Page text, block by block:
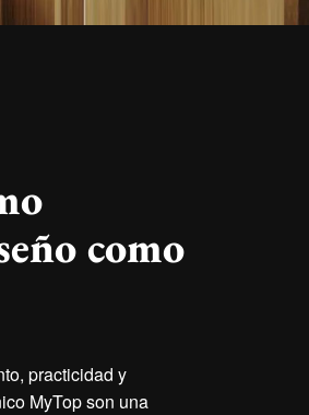
como
practicidad y
MyTop son una